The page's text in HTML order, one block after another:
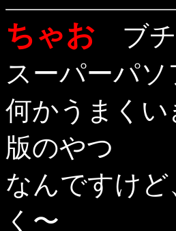
ちゃお ブチ
スーパーパ
何かうまくい
版のやつ
なんですけ
く〜